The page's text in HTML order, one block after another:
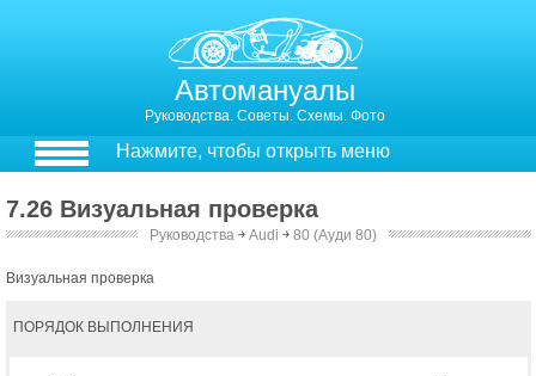
Автомануалы
Руководства. Советы. Схемы. Фото
Нажмите, чтобы открыть меню
7.26 Визуальная проверка
Руководства ￫ Audi ￫ 80 (Ауди 80)
Визуальная проверка
ПОРЯДОК ВЫПОЛНЕНИЯ